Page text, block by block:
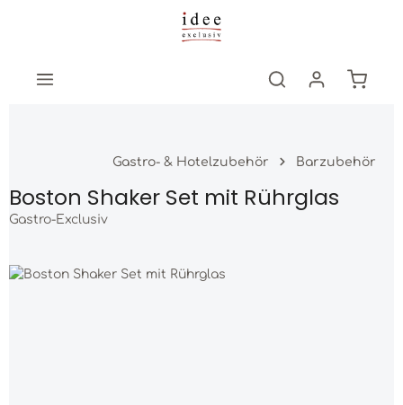
Zum Hauptinhalt springen
Gastro- & Hotelzubehör Barzubehör
Boston Shaker Set mit Rührglas
Gastro-Exclusiv
Bildergalerie überspringen